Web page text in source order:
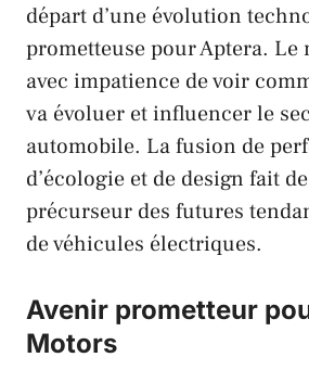
départ d’une évolution
prometteuse pour Aptera. Le
avec impatience de voir
va évoluer et influencer le
automobile. La fusion de
d’écologie et de design fait
précurseur des futures
de véhicules électriques.
Avenir prometteur
Motors